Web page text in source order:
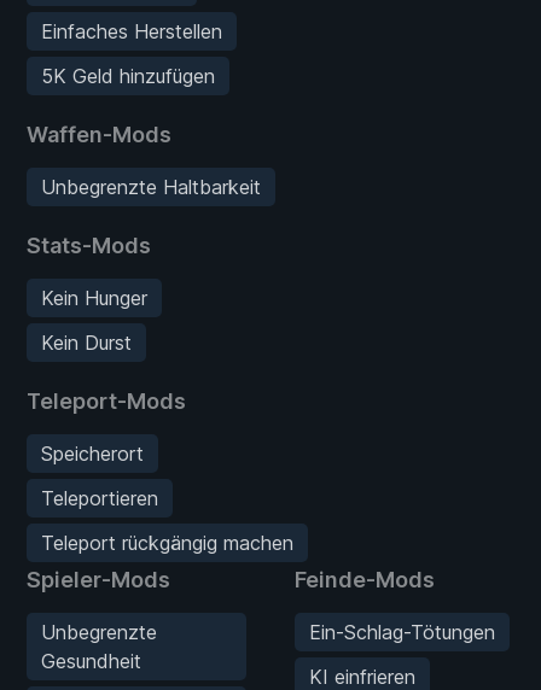
Einfaches Herstellen
5K Geld hinzufügen
Waffen-Mods
Unbegrenzte Haltbarkeit
Stats-Mods
Kein Hunger
Kein Durst
Teleport-Mods
Speicherort
Teleportieren
Teleport rückgängig machen
Spieler-Mods
Unbegrenzte
Gesundheit
Feinde-Mods
Ein-Schlag-Tötungen
KI einfrieren